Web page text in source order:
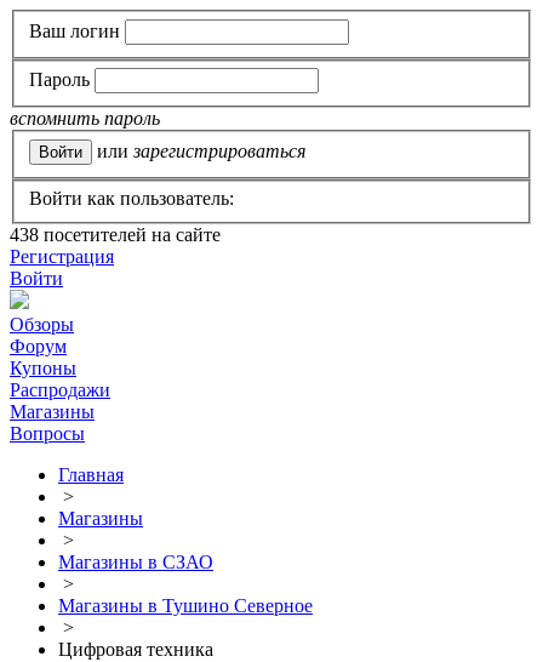
Ваш логин
Пароль
вспомнить пароль
или зарегистрироваться
Войти как пользователь:
438 посетителей на сайте
Регистрация
Войти
Обзоры
Форум
Купоны
Распродажи
Магазины
Вопросы
Главная
>
Магазины
>
Магазины в СЗАО
>
Магазины в Тушино Северное
>
Цифровая техника